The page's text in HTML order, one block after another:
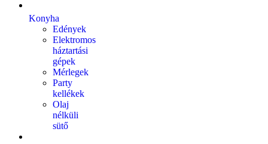
Konyha
Edények
Elektromos
háztartási
gépek
Mérlegek
Party
kellékek
Olaj
nélküli
sütő